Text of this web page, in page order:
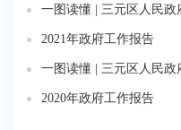
一图读懂 | 三元区人民政
2021年政府工作报告
一图读懂 | 三元区人民政
2020年政府工作报告